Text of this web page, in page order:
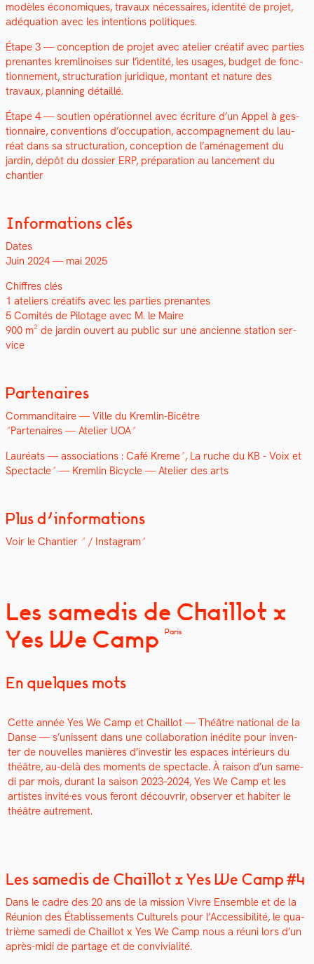
mod­èles économiques, travaux néces­saires, iden­tité de pro­jet,
adéqua­tion avec les inten­tions poli­tiques.
Étape 3 — con­cep­tion de pro­jet avec ate­lier créatif avec par­ties
prenantes krem­li­nois­es sur l’identité, les usages, bud­get de fonc­
tion­nement, struc­tura­tion juridique, mon­tant et nature des
travaux, plan­ning détail­lé.
Étape 4 — sou­tien opéra­tionnel avec écri­t­ure d’un Appel à ges­
tion­naire, con­ven­tions d’occupation, accom­pa­g­ne­ment du lau­
réat dans sa struc­tura­tion, con­cep­tion de l’aménagement du
jardin, dépôt du dossier ERP, pré­pa­ra­tion au lance­ment du
chantier
Informations clés
Dates
Juin 2024 — mai 2025
Chiffres clés
1 ate­liers créat­ifs avec les par­ties prenantes
5 Comités de Pilotage avec M. le Maire
900 m² de jardin ouvert au pub­lic sur une anci­enne sta­tion ser­
vice
Partenaires
Com­man­di­taire — Ville du Krem­lin-Bicêtre
Parte­naires — Ate­lier UOA
Lau­réats — asso­ci­a­tions : Café Kreme , La ruche du KB -Voix et
Spec­ta­cle — Krem­lin Bicy­cle — Ate­lier des arts
Plus d’informations
Voir le Chantier / Insta­gram
Les samedis de Chaillot x
Yes We Camp
Paris
En quelques mots
Cette année Yes We Camp et Chail­lot — Théâtre nation­al de la
Danse — s’unissent dans une col­lab­o­ra­tion inédite pour inven­
ter de nou­velles manières d’investir les espaces intérieurs du
théâtre, au-delà des moments de spec­ta­cle. À rai­son d’un same­
di par mois, durant la sai­son 2023–2024, Yes We Camp et les
artistes invité·es vous fer­ont décou­vrir, observ­er et habiter le
théâtre autrement.
Les samedis de Chaillot x Yes We Camp #4
Dans le cadre des 20 ans de la mis­sion Vivre Ensem­ble et de la
Réu­nion des Étab­lisse­ments Cul­turels pour l’Accessibilité, le qua­
trième same­di de Chail­lot x Yes We Camp nous a réu­ni lors d’un
après-midi de partage et de con­vivi­al­ité.